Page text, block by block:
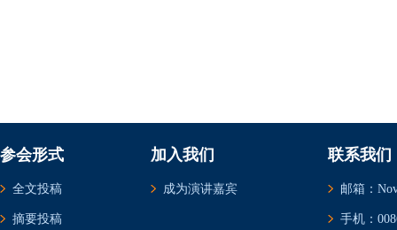
参会形式
全文投稿
摘要投稿
加入我们
成为演讲嘉宾
联系我们
邮箱：
手机：